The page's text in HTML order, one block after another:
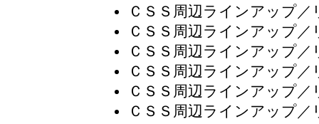
ＣＳＳ周辺ラインアップ／
ＣＳＳ周辺ラインアップ／
ＣＳＳ周辺ラインアップ／
ＣＳＳ周辺ラインアップ／
ＣＳＳ周辺ラインアップ／
ＣＳＳ周辺ラインアップ／